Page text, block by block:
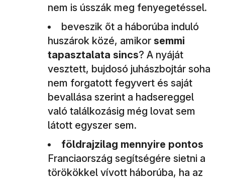
nem is ússzák meg fenyegetéssel.
beveszik őt a háborúba induló
huszárok közé, amikor semmi
tapasztalata sincs? A nyáját
vesztett, bujdosó juhászbojtár soha
nem forgatott fegyvert és saját
bevallása szerint a hadsereggel
való találkozásig még lovat sem
látott egyszer sem.
földrajzilag mennyire pontos
Franciaország segítségére sietni a
törökökkel vívott háborúba, ha az